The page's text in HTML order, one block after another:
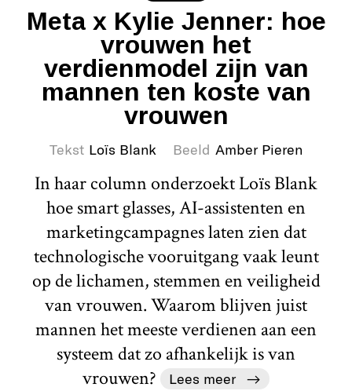
Meta x Kylie Jenner: hoe
vrouwen het
verdienmodel zijn van
mannen ten koste van
vrouwen
Tekst Loïs Blank Beeld Amber Pieren
In haar column onderzoekt Loïs Blank
hoe smart glasses, AI-assistenten en
marketingcampagnes laten zien dat
technologische vooruitgang vaak leunt
op de lichamen, stemmen en veiligheid
van vrouwen. Waarom blijven juist
mannen het meeste verdienen aan een
systeem dat zo afhankelijk is van
vrouwen?
Lees meer